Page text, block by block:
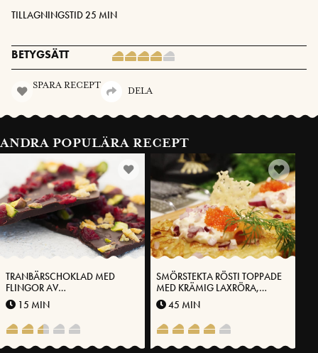
TILLAGNINGSTID 25 MIN
BETYGSÄTT
SPARA RECEPT
DELA
ANDRA POPULÄRA RECEPT
TRANBÄRSCHOKLAD MED
FLINGOR AV
VÄSTERBOTTENSOST®
15 MIN
SMÖRSTEKTA RÖSTI TOPPADE
MED KRÄMIG LAXRÖRA,
STENBITSROM OCH KRISPIG
VÄSTERBOTTENSOST
45 MIN